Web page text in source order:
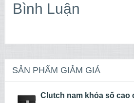
Bình Luận
SẢN PHẨM GIẢM GIÁ
Clutch nam khóa số cao